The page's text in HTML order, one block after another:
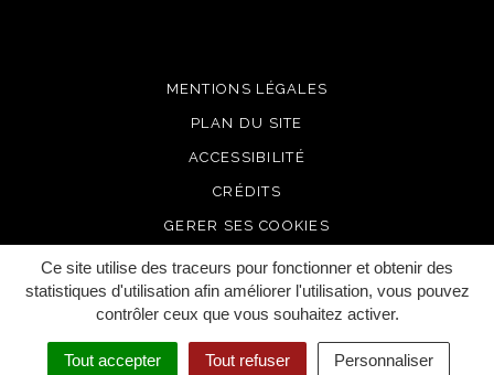
Ce site utilise des traceurs pour fonctionner et obtenir des
statistiques d'utilisation afin améliorer l'utilisation, vous pouvez
contrôler ceux que vous souhaitez activer.
Tout accepter Tout refuser Personnaliser
MENTIONS LÉGALES
PLAN DU SITE
ACCESSIBILITÉ
CRÉDITS
GERER SES COOKIES